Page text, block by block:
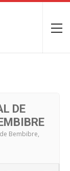
DE
Bembibre,